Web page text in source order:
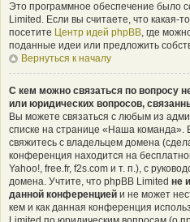
Это программное обеспечение было
Limited. Если вы считаете, что какая-
посетите Центр идей phpBB, где
поданные идеи или предложить
Вернуться к началу
С кем можно связаться по вопросу
или юридических вопросов,
Вы можете связаться с любым из
списке на странице «Наша команда».
свяжитесь с владельцем домена
конференция находится на
Yahoo!, free.fr, f2s.com и т. п.), с
домена. Учтите, что phpBB Limited не
данной конференцией и не может
кем и как данная конференция